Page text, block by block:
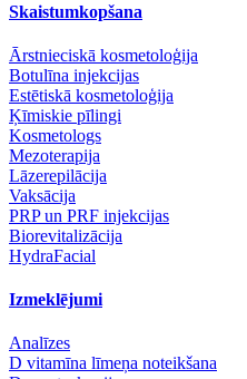
Skaistumkopšana
Ārstnieciskā kosmetoloģija
Botulīna injekcijas
Estētiskā kosmetoloģija
Ķīmiskie pīlingi
Kosmetologs
Mezoterapija
Lāzerepilācija
Vaksācija
PRP un PRF injekcijas
Biorevitalizācija
HydraFacial
Izmeklējumi
Analīzes
D vitamīna līmeņa noteikšana